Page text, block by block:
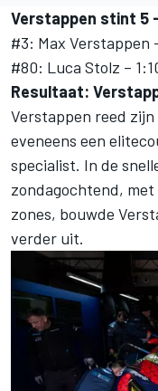
Verstappen stint 5
#3: Max Verstappen
#80: Luca Stolz –
Resultaat:
Verstappen reed
eveneens een
specialist. In de
zondagochtend,
zones, bouwde
verder uit.